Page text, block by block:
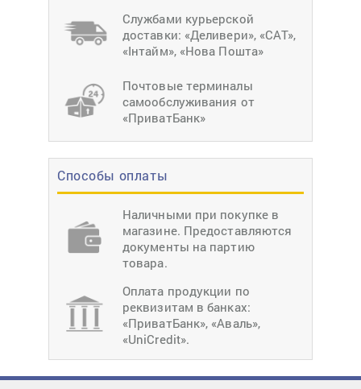
Службами курьерской
доставки: «Деливери», «САТ»,
«Інтайм», «Нова Пошта»
Почтовые терминалы
самообслуживания от
«ПриватБанк»
Способы оплаты
Наличными при покупке в
магазине. Предоставляются
документы на партию
товара.
Оплата продукции по
реквизитам в банках:
«ПриватБанк», «Аваль»,
«UniCredit».